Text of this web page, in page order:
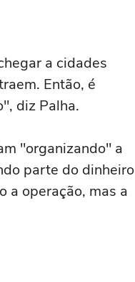
a cidades
Então, é
diz Palha.
"organizando" a
parte do dinheiro
a operação, mas a